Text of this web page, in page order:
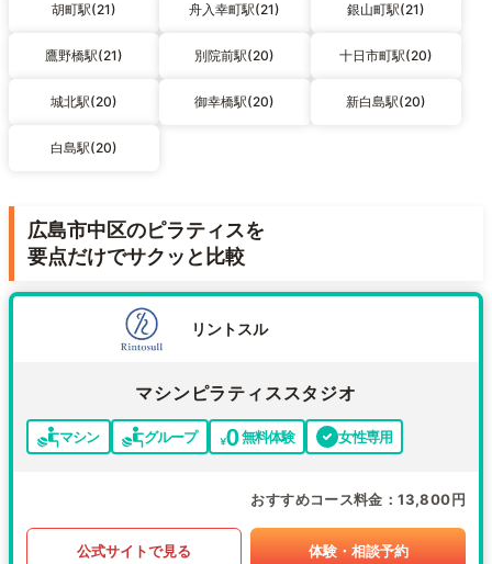
胡町駅(21) 舟入幸町駅(21) 銀山町駅(21)
鷹野橋駅(21) 別院前駅(20) 十日市町駅(20)
城北駅(20) 御幸橋駅(20) 新白島駅(20)
白島駅(20)
広島市中区のピラティスを
要点だけでサクッと比較
リントスル
マシンピラティススタジオ
マシン グループ 無料体験 女性専用
おすすめコース料金 13,800円
公式サイトで見る 体験・相談予約